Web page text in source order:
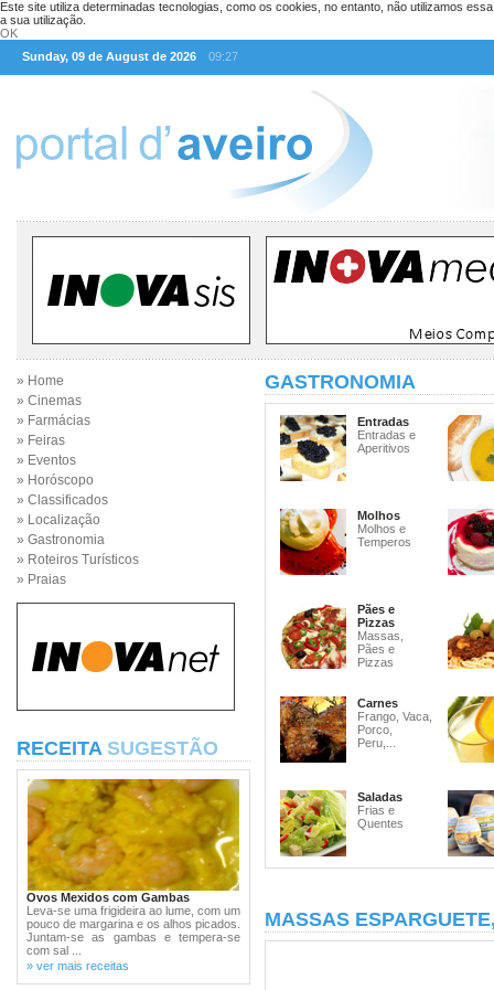
Este site utiliza determinadas tecnologias, como os cookies, no entanto, não utilizamos
a sua utilização.
OK
Sunday, 09 de August de 2026
09:27
» Home
» Cinemas
» Farmácias
» Feiras
» Eventos
» Horóscopo
» Classificados
» Localização
» Gastronomia
» Roteiros Turísticos
» Praias
RECEITA SUGESTÃO
Ovos Mexidos com Gambas
Leva-se uma frigideira ao lume, com um
pouco de margarina e os alhos picados.
Juntam-se as gambas e tempera-se
com sal ...
» ver mais receitas
GASTRONOMIA
Entradas
Entradas e
Aperitivos
Molhos
Molhos e
Temperos
Pães e
Pizzas
Massas,
Pães e
Pizzas
Carnes
Frango, Vaca,
Porco,
Peru,...
Saladas
Frias e
Quentes
MASSAS